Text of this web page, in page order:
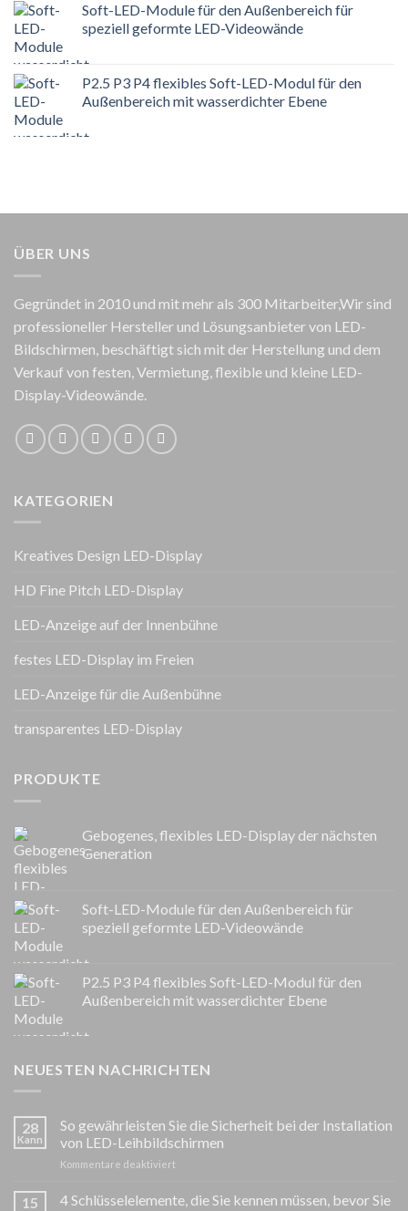
Soft-LED-Module für den Außenbereich für
speziell geformte LED-Videowände
P2.5 P3 P4 flexibles Soft-LED-Modul für den
Außenbereich mit wasserdichter Ebene
ÜBER UNS
Gegründet in 2010 und mit mehr als 300 Mitarbeiter,Wir sind
professioneller Hersteller und Lösungsanbieter von LED-
Bildschirmen, beschäftigt sich mit der Herstellung und dem
Verkauf von festen, Vermietung, flexible und kleine LED-
Display-Videowände.
KATEGORIEN
Kreatives Design LED-Display
HD Fine Pitch LED-Display
LED-Anzeige auf der Innenbühne
festes LED-Display im Freien
LED-Anzeige für die Außenbühne
transparentes LED-Display
PRODUKTE
Gebogenes, flexibles LED-Display der nächsten
Generation
Soft-LED-Module für den Außenbereich für
speziell geformte LED-Videowände
P2.5 P3 P4 flexibles Soft-LED-Modul für den
Außenbereich mit wasserdichter Ebene
NEUESTEN NACHRICHTEN
28
Kann
So gewährleisten Sie die Sicherheit bei der Installation
von LED-Leihbildschirmen
Kommentare deaktiviert
gewährleisten
15
4 Schlüsselelemente, die Sie kennen müssen, bevor Sie